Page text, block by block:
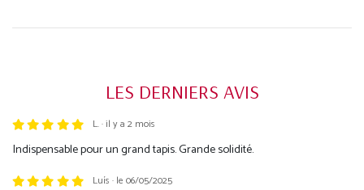
LES DERNIERS AVIS
Trustpilot L. · il y a 2 mois
Indispensable pour un grand tapis. Grande solidité.
Luís · le 06/05/2025